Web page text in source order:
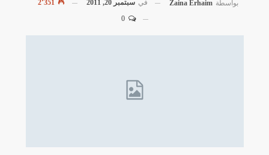
بواسطة Zaina Erhaim في سبتمبر 20, 2011
0